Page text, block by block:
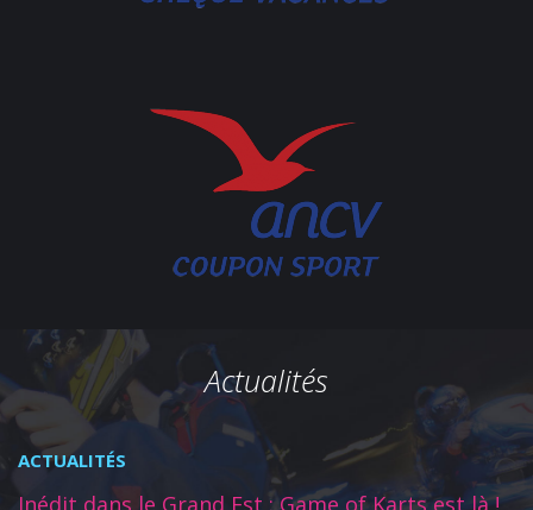
Actualités
ACTUALITÉS
Inédit dans le Grand Est : Game of Karts est là !